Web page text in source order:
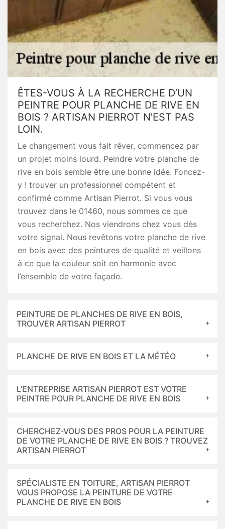
ÊTES-VOUS À LA RECHERCHE D’UN
PEINTRE POUR PLANCHE DE RIVE EN
BOIS ? ARTISAN PIERROT N’EST PAS
LOIN.
Le changement vous fait rêver, commencez par
un projet moins lourd. Peindre votre planche de
rive en bois semble être une bonne idée. Foncez-
y ! trouver un professionnel compétent et
confirmé comme Artisan Pierrot. Si vous vous
trouvez dans le 01460, nous sommes ce que
vous recherchez. Nos viendrons chez vous dès
votre signal. Nous revêtons votre planche de rive
en bois avec des peintures de qualité et veillons
à ce que la couleur soit en harmonie avec
l’ensemble de votre façade.
PEINTURE DE PLANCHES DE RIVE EN BOIS,
TROUVER ARTISAN PIERROT
PLANCHE DE RIVE EN BOIS ET LA MÉTÉO
L’ENTREPRISE ARTISAN PIERROT EST VOTRE
PEINTRE POUR PLANCHE DE RIVE EN BOIS
CHERCHEZ-VOUS DES PROS POUR LA PEINTURE
DE VOTRE PLANCHE DE RIVE EN BOIS ? TROUVEZ
ARTISAN PIERROT
SPÉCIALISTE EN TOITURE, ARTISAN PIERROT
VOUS PROPOSE LA PEINTURE DE VOTRE
PLANCHE DE RIVE EN BOIS